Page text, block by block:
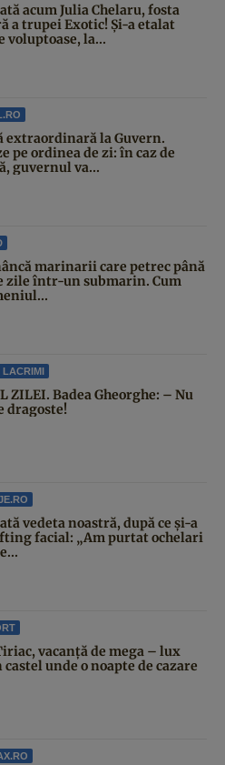
acum Julia Chelaru, fosta
a trupei Exotic! Și-a etalat
voluptoase, la...
extraordinară la Guvern.
pe ordinea de zi: în caz de
guvernul va...
marinarii care petrec până
zile într-un submarin. Cum
LACRIMI
ZILEI. Badea Gheorghe: – Nu
dragoste!
vedeta noastră, după ce și-a
facial: „Am purtat ochelari
vacanță de mega – lux
unde o noapte de cazare